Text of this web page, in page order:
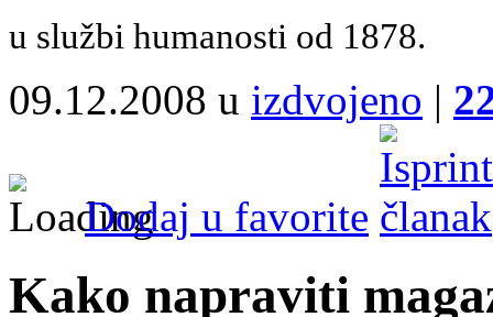
u službi humanosti od 1878.
09.12.2008 u izdvojeno |
Dodaj u favorite
Kako napraviti